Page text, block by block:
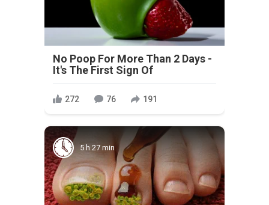
No Poop For More Than 2 Days -
It's The First Sign Of
272 76 191
5 h 27 min